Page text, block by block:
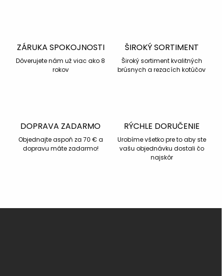
ZÁRUKA SPOKOJNOSTI
Dôverujete nám už viac ako 8
rokov
ŠIROKÝ SORTIMENT
Široký sortiment kvalitných
brúsnych a rezacích kotúčov
DOPRAVA ZADARMO
Objednajte aspoň za 70 € a
dopravu máte zadarmo!
RÝCHLE DORUČENIE
Urobíme všetko pre to aby ste
vašu objednávku dostali čo
najskôr
Z